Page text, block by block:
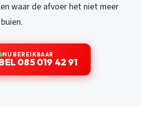
waar de afvoer het niet meer
NU BEREIKBAAR
085 019 42 91